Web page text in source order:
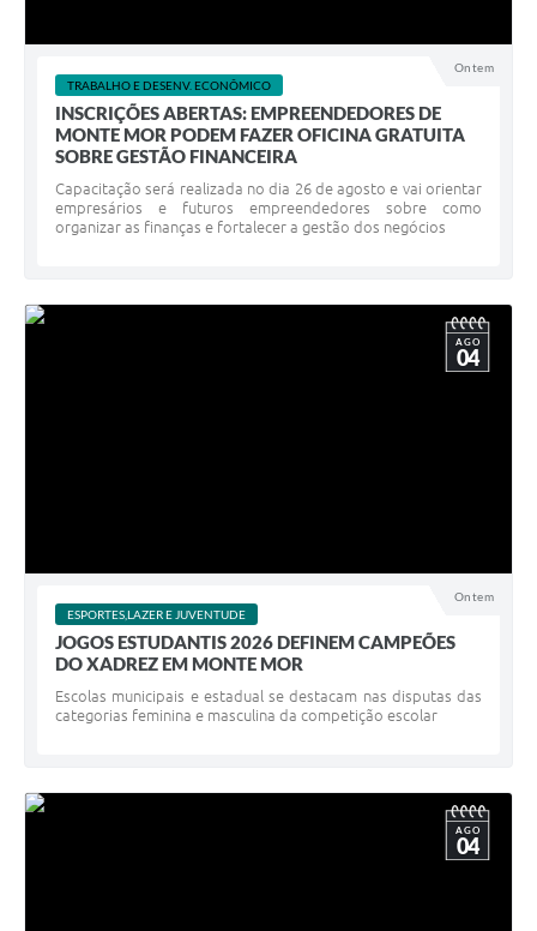
Ontem
TRABALHO E DESENV. ECONÔMICO
INSCRIÇÕES ABERTAS: EMPREENDEDORES DE
MONTE MOR PODEM FAZER OFICINA GRATUITA
SOBRE GESTÃO FINANCEIRA
Capacitação será realizada no dia 26 de agosto e vai orientar
empresários e futuros empreendedores sobre como
organizar as finanças e fortalecer a gestão dos negócios
Ontem
AGO
04
ESPORTES,LAZER E JUVENTUDE
JOGOS ESTUDANTIS 2026 DEFINEM CAMPEÕES
DO XADREZ EM MONTE MOR
Escolas municipais e estadual se destacam nas disputas das
categorias feminina e masculina da competição escolar
AGO
04